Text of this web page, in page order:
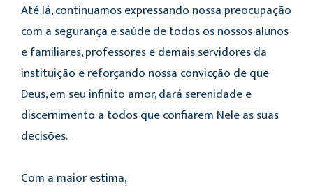
Até lá, continuamos expressando nossa preocupação
com a segurança e saúde de todos os nossos alunos
e familiares, professores e demais servidores da
instituição e reforçando nossa convicção de que
Deus, em seu infinito amor, dará serenidade e
discernimento a todos que confiarem Nele as suas
decisões.
Com a maior estima,